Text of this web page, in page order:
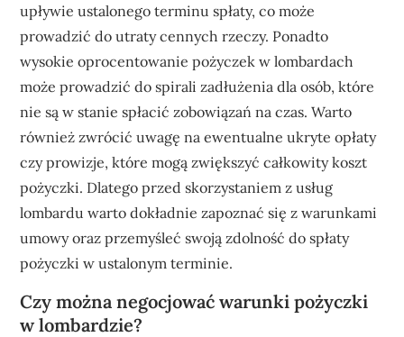
upływie ustalonego terminu spłaty, co może
prowadzić do utraty cennych rzeczy. Ponadto
wysokie oprocentowanie pożyczek w lombardach
może prowadzić do spirali zadłużenia dla osób, które
nie są w stanie spłacić zobowiązań na czas. Warto
również zwrócić uwagę na ewentualne ukryte opłaty
czy prowizje, które mogą zwiększyć całkowity koszt
pożyczki. Dlatego przed skorzystaniem z usług
lombardu warto dokładnie zapoznać się z warunkami
umowy oraz przemyśleć swoją zdolność do spłaty
pożyczki w ustalonym terminie.
Czy można negocjować warunki pożyczki
w lombardzie?